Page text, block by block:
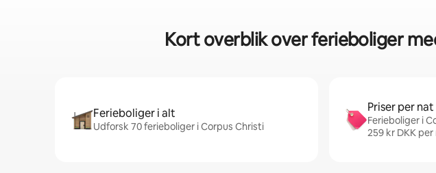
Kort overblik over ferieboliger
Ferieboliger i alt
Udforsk 70 ferieboliger i Corpus Christi
Priser per
Ferieboliger i
259 kr DKK